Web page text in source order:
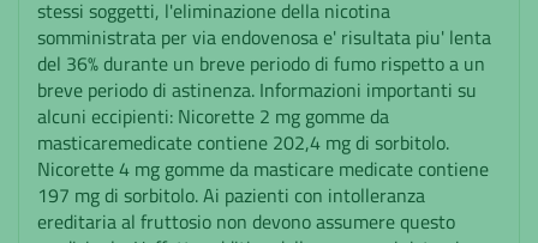
stessi soggetti, l'eliminazione della nicotina
somministrata per via endovenosa e' risultata piu' lenta
del 36% durante un breve periodo di fumo rispetto a un
breve periodo di astinenza. Informazioni importanti su
alcuni eccipienti: Nicorette 2 mg gomme da
masticaremedicate contiene 202,4 mg di sorbitolo.
Nicorette 4 mg gomme da masticare medicate contiene
197 mg di sorbitolo. Ai pazienti con intolleranza
ereditaria al fruttosio non devono assumere questo